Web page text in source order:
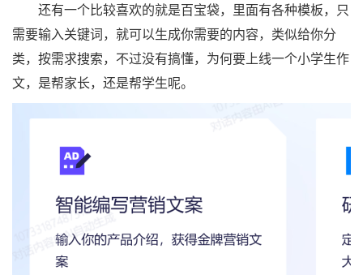
还有一个比较喜欢的就是百宝袋，里面有各种模板，只
需要输入关键词，就可以生成你需要的内容，类似给你分
类，按需求搜索，不过没有搞懂，为何要上线一个小学生作
文，是帮家长，还是帮学生呢。